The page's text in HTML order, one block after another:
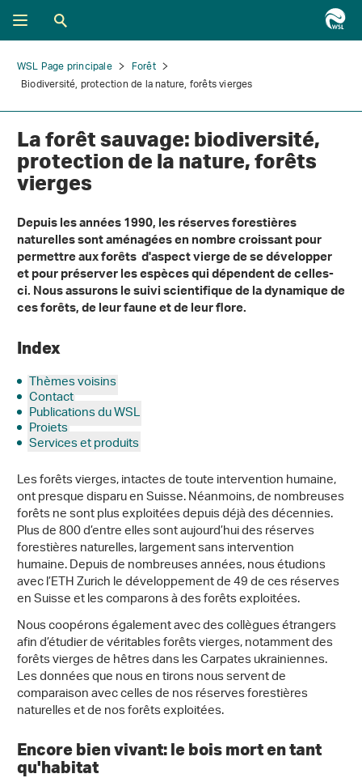
WSL Page principale
Forêt
Biodiversité, protection de la nature, forêts vierges
La forêt sauvage: biodiversité,
protection de la nature, forêts
vierges
Depuis les années 1990, les réserves forestières
naturelles sont aménagées en nombre croissant pour
permettre aux forêts d'aspect vierge de se développer
et pour préserver les espèces qui dépendent de celles-
ci. Nous assurons le suivi scientifique de la dynamique de
ces forêts, de leur faune et de leur flore.
Index
Thèmes voisins
Contact
Publications du WSL
Projets
Services et produits
Les forêts vierges, intactes de toute intervention humaine,
ont presque disparu en Suisse. Néanmoins, de nombreuses
forêts ne sont plus exploitées depuis déjà des décennies.
Plus de 800 d’entre elles sont aujourd’hui des réserves
forestières naturelles, largement sans intervention
humaine. Depuis de nombreuses années, nous étudions
avec l’ETH Zurich le développement de 49 de ces réserves
en Suisse et les comparons à des forêts exploitées.
Nous coopérons également avec des collègues étrangers
afin d’étudier de véritables forêts vierges, notamment des
forêts vierges de hêtres dans les Carpates ukrainiennes.
Les données que nous en tirons nous servent de
comparaison avec celles de nos réserves forestières
naturelles et de nos forêts exploitées.
Encore bien vivant: le bois mort en tant
qu'habitat